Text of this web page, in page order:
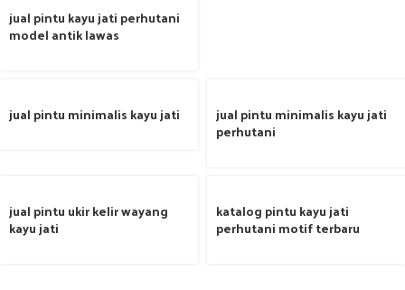
jual pintu kayu jati perhutani
model antik lawas
jual pintu minimalis kayu jati jual pintu minimalis kayu jati
perhutani
jual pintu ukir kelir wayang
kayu jati
katalog pintu kayu jati
perhutani motif terbaru